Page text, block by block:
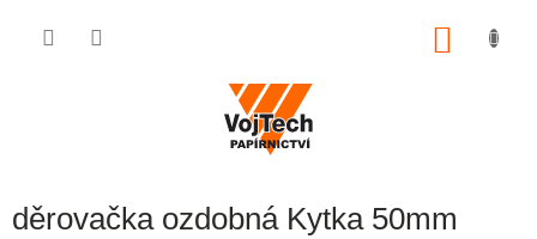
děrovačka ozdobná Kytka 50mm